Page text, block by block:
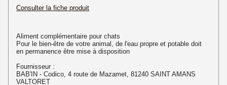
Consulter la fiche produit
Aliment complémentaire pour chats
Pour le bien-être de votre animal, de l'eau propre et potable doit
en permanence être mise à disposition
Fournisseur :
BAB'IN - Codico, 4 route de Mazamet, 81240 SAINT AMANS
VALTORET